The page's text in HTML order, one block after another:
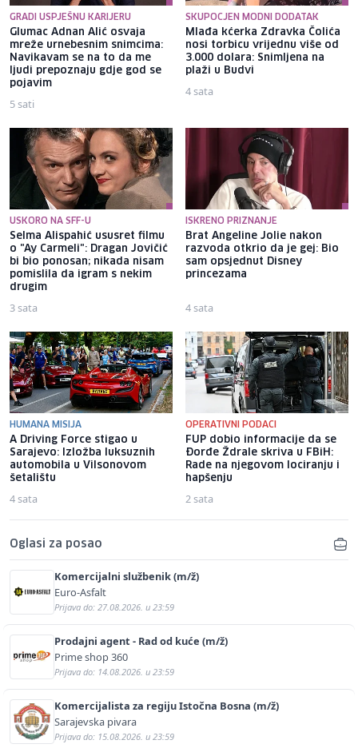
GRADI USPJEŠNU KARIJERU
Glumac Adnan Alić osvaja
mreže urnebesnim snimcima:
Navikavam se na to da me
ljudi prepoznaju gdje god se
pojavim
5 sati
SKUPOCJEN MODNI DODATAK
Mlađa kćerka Zdravka Čolića
nosi torbicu vrijednu više od
3.000 dolara: Snimljena na
plaži u Budvi
4 sata
USKORO NA SFF-U
Selma Alispahić ususret filmu
o "Ay Carmeli": Dragan Jovičić
bi bio ponosan; nikada nisam
pomislila da igram s nekim
drugim
3 sata
ISKRENO PRIZNANJE
Brat Angeline Jolie nakon
razvoda otkrio da je gej: Bio
sam opsjednut Disney
princezama
4 sata
HUMANA MISIJA
A Driving Force stigao u
Sarajevo: Izložba luksuznih
automobila u Vilsonovom
šetalištu
4 sata
OPERATIVNI PODACI
FUP dobio informacije da se
Đorđe Ždrale skriva u FBiH:
Rade na njegovom lociranju i
hapšenju
2 sata
Oglasi za posao
Komercijalni službenik (m/ž)
Euro-Asfalt
Prijava do: 27.08.2026. u 23:59
Prodajni agent - Rad od kuće (m/ž)
Prime shop 360
Prijava do: 14.08.2026. u 23:59
Komercijalista za regiju Istočna Bosna (m/ž)
Sarajevska pivara
Prijava do: 15.08.2026. u 23:59